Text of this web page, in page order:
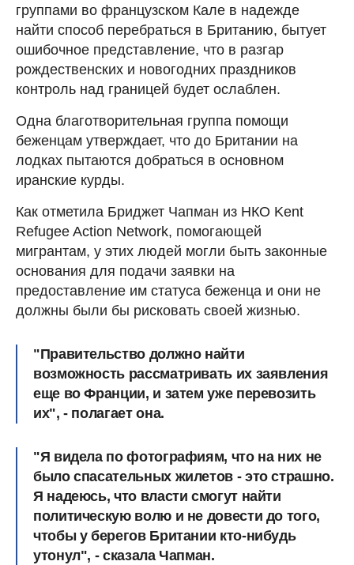
группами во французском Кале в надежде
найти способ перебраться в Британию, бытует
ошибочное представление, что в разгар
рождественских и новогодних праздников
контроль над границей будет ослаблен.
Одна благотворительная группа помощи
беженцам утверждает, что до Британии на
лодках пытаются добраться в основном
иранские курды.
Как отметила Бриджет Чапман из НКО Kent
Refugee Action Network, помогающей
мигрантам, у этих людей могли быть законные
основания для подачи заявки на
предоставление им статуса беженца и они не
должны были бы рисковать своей жизнью.
"Правительство должно найти
возможность рассматривать их заявления
еще во Франции, и затем уже перевозить
их", - полагает она.
"Я видела по фотографиям, что на них не
было спасательных жилетов - это страшно.
Я надеюсь, что власти смогут найти
политическую волю и не довести до того,
чтобы у берегов Британии кто-нибудь
утонул", - сказала Чапман.